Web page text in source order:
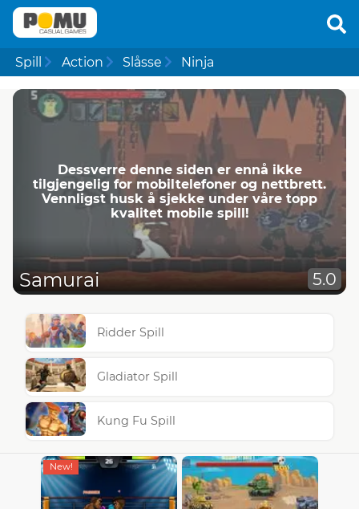
Spill Action Slåsse Ninja
Dessverre denne siden er ennå ikke
tilgjengelig for mobiltelefoner og nettbrett.
Vennligst husk å sjekke under våre topp
kvalitet mobile spill!
Samurai 5.0
Ridder Spill
Gladiator Spill
Kung Fu Spill